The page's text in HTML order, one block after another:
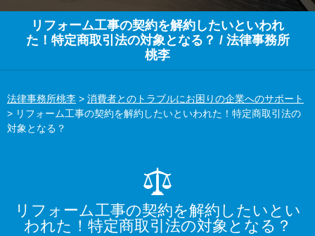
リフォーム工事の契約を解約したいといわれ
た！特定商取引法の対象となる？ / 法律事務所
桃李
法律事務所桃李 > 消費者とのトラブルにお困りの企業へのサポート
> リフォーム工事の契約を解約したいといわれた！特定商取引法の
対象となる？
リフォーム工事の契約を解約したいとい
われた！特定商取引法の対象となる？